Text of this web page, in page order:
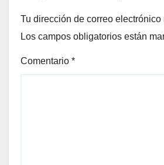
Tu dirección de correo
Los campos obligatorios están
Comentario *